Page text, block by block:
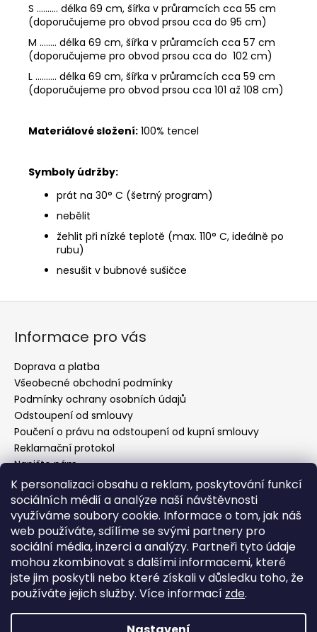
K personalizaci obsahu a reklam, poskytování funkcí
sociálních médií a analýze naší návštěvnosti
využíváme soubory cookie. Informace o tom, jak náš
web používáte, sdílíme se svými partnery pro
sociální média, inzerci a analýzy. Partneři tyto údaje
mohou zkombinovat s dalšími informacemi, které
jste jim poskytli nebo které získali v důsledku toho, že
používáte jejich služby. Více informací zde.
S .......... délka 69 cm, šířka v průramcích cca 55 cm
(doporučujeme pro obvod prsou cca do 95 cm)
M ........ délka 69 cm, šířka v průramcích cca 57 cm
(doporučujeme pro obvod prsou cca do 102 cm)
L .......... délka 69 cm, šířka v průramcích cca 59 cm
(doporučujeme pro obvod prsou cca 101 až 108 cm)
Materiálové složení: 100% tencel
Symboly údržby:
prát na 30° C (šetrný program)
nebělit
žehlit při nízké teplotě (max. 110° C, ideálně po
rubu)
nesušit v bubnové sušičce
Z
Informace pro vás
Doprava a platba
Všeobecné obchodní podmínky
Podmínky ochrany osobních údajů
Odstoupení od smlouvy
Poučení o právu na odstoupení od kupní smlouvy
Reklamační protokol
Napište nám
Kontakty
Kontakt
info@evelin-chic.cz
797 751 760
Evelin Chic
evelin_chic.cz